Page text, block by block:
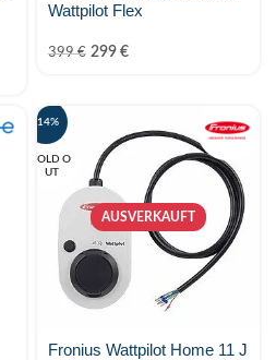
Wattpilot Flex
399€ 299 €
AUSVERKAUFT
-14%
SOLD O
UT
Fronius Wattpilot Home 11 J